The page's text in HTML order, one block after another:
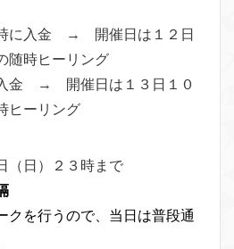
に入金 → 開催日は１２日
随時ヒーリング
入金 → 開催日は１３日１０
ヒーリング
（日）２３時まで
クを行うので、当日は普段通